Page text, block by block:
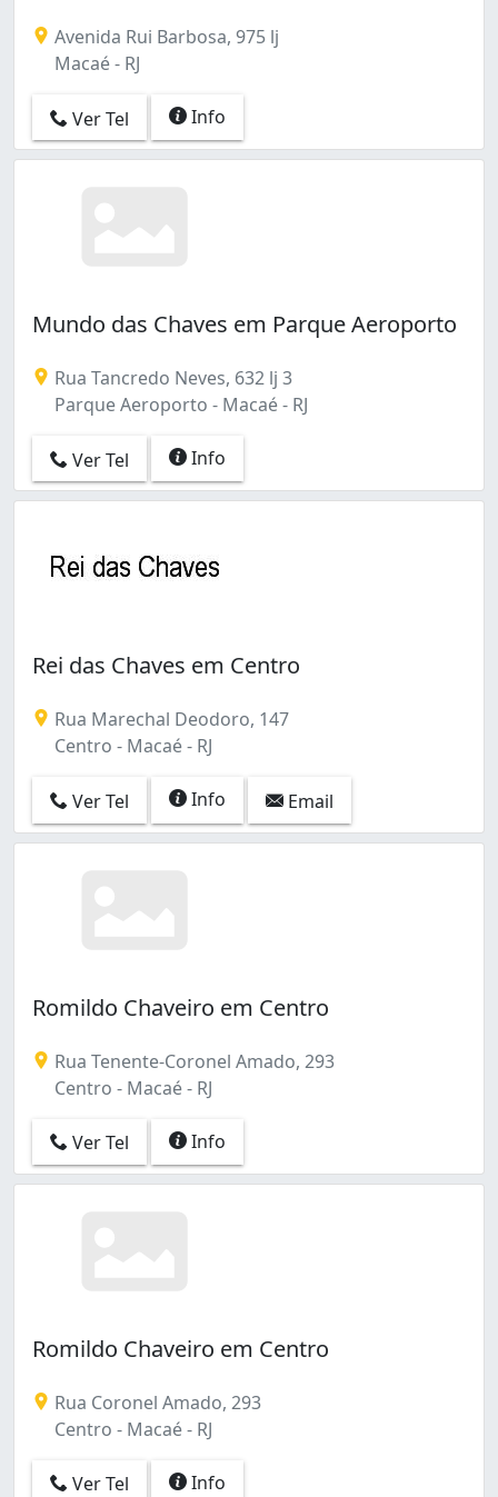
Avenida Rui Barbosa, 975 lj
Macaé - RJ
Ver Tel Info
Mundo das Chaves em Parque Aeroporto
Rua Tancredo Neves, 632 lj 3
Parque Aeroporto - Macaé - RJ
Ver Tel Info
Rei das Chaves em Centro
Rua Marechal Deodoro, 147
Centro - Macaé - RJ
Ver Tel Info Email
Romildo Chaveiro em Centro
Rua Tenente-Coronel Amado, 293
Centro - Macaé - RJ
Ver Tel Info
Romildo Chaveiro em Centro
Rua Coronel Amado, 293
Centro - Macaé - RJ
Ver Tel Info